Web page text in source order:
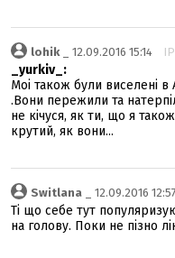
lohik_ 12.09.2016 15:14
_yurkiv_:
Моі також були виселені в
.Вони пережили та
не кічуся, як ти, що я
крутий, як вони...
Switlana _ 12.09.2016 12:57
Ті що себе тут
на голову. Поки не пізно